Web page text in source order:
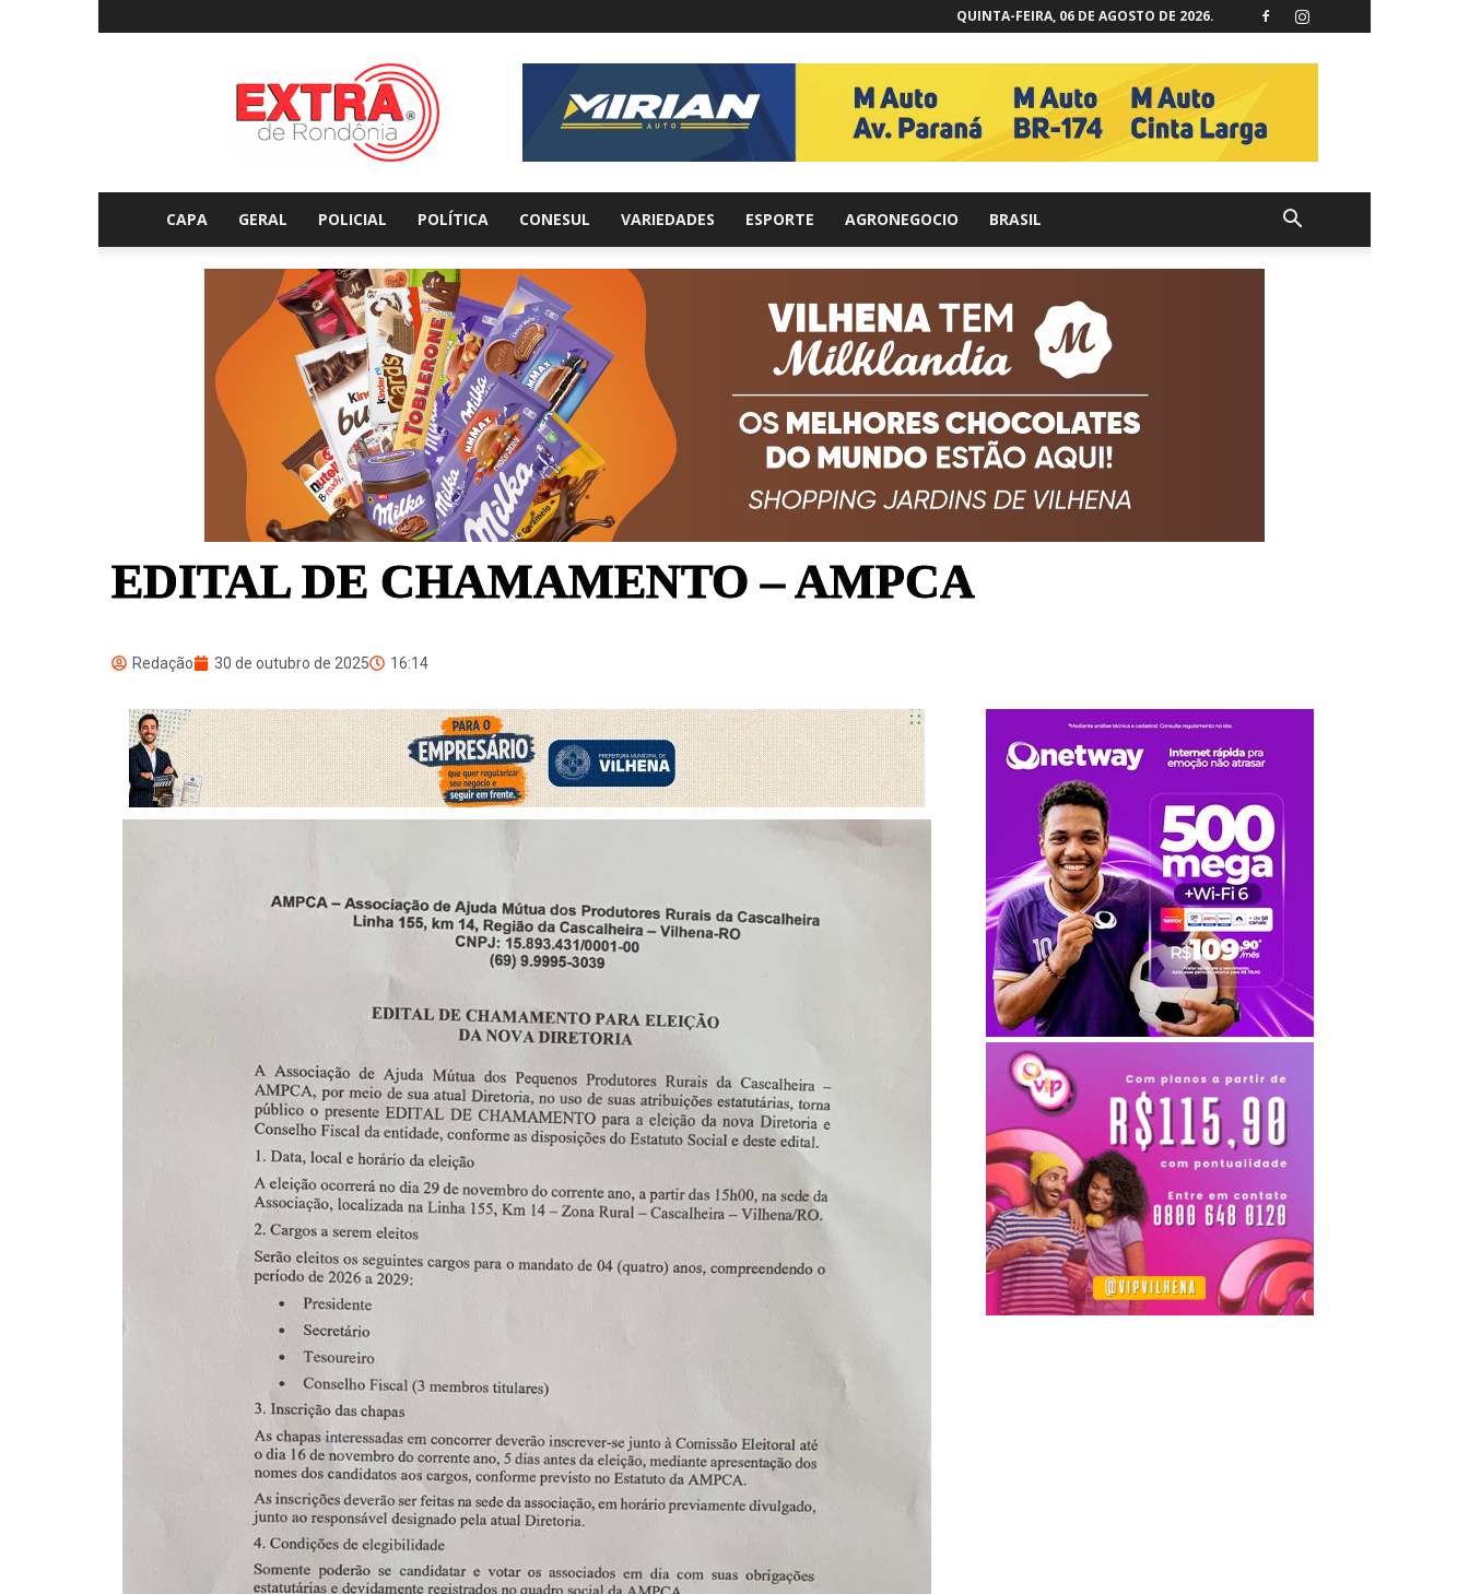
QUINTA-FEIRA, 06 DE AGOSTO DE 2026.
Extraderondonia.com.br
CAPA GERAL POLICIAL POLÍTICA CONESUL VARIEDADES ESPORTE AGRONEGOCIO BRASIL
EDITAL DE CHAMAMENTO – AMPCA
Redação 30 de outubro de 2025 16:14